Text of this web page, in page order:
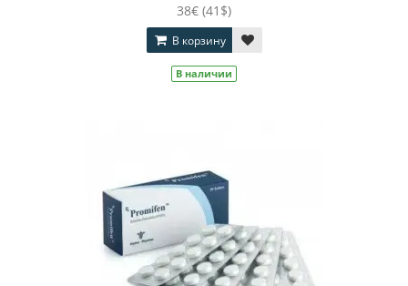
38€ (41$)
В корзину
В наличии